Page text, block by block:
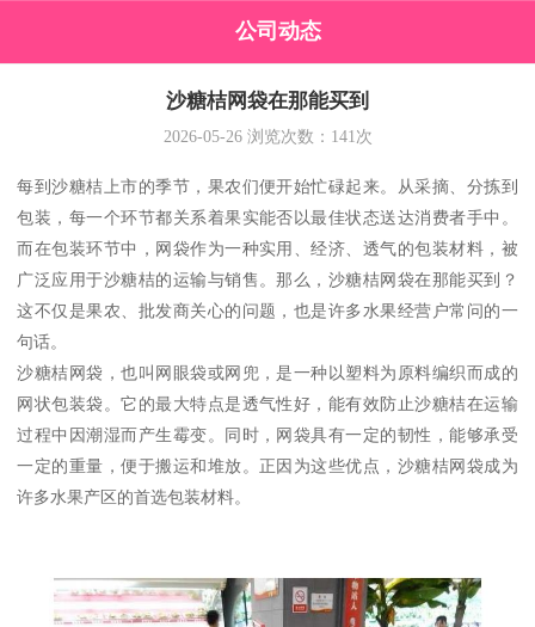
公司动态
沙糖桔网袋在那能买到
2026-05-26浏览次数： 141次
每到沙糖桔上市的季节，果农们便开始忙碌起来。从采摘、分拣到
包装，每一个环节都关系着果实能否以最佳状态送达消费者手中。
而在包装环节中，网袋作为一种实用、经济、透气的包装材料，被
广泛应用于沙糖桔的运输与销售。那么，沙糖桔网袋在那能买到？
这不仅是果农、批发商关心的问题，也是许多水果经营户常问的一
句话。
沙糖桔网袋，也叫网眼袋或网兜，是一种以塑料为原料编织而成的
网状包装袋。它的最大特点是透气性好，能有效防止沙糖桔在运输
过程中因潮湿而产生霉变。同时，网袋具有一定的韧性，能够承受
一定的重量，便于搬运和堆放。正因为这些优点，沙糖桔网袋成为
许多水果产区的首选包装材料。